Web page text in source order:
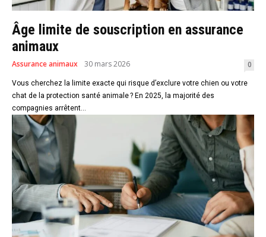
Âge limite de souscription en assurance
animaux
Assurance animaux 30 mars 2026 0
Vous cherchez la limite exacte qui risque d’exclure votre chien ou votre
chat de la protection santé animale ? En 2025, la majorité des
compagnies arrêtent...